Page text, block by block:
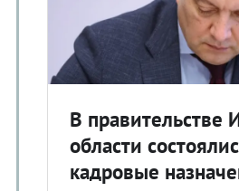
В правительстве
области
кадровые